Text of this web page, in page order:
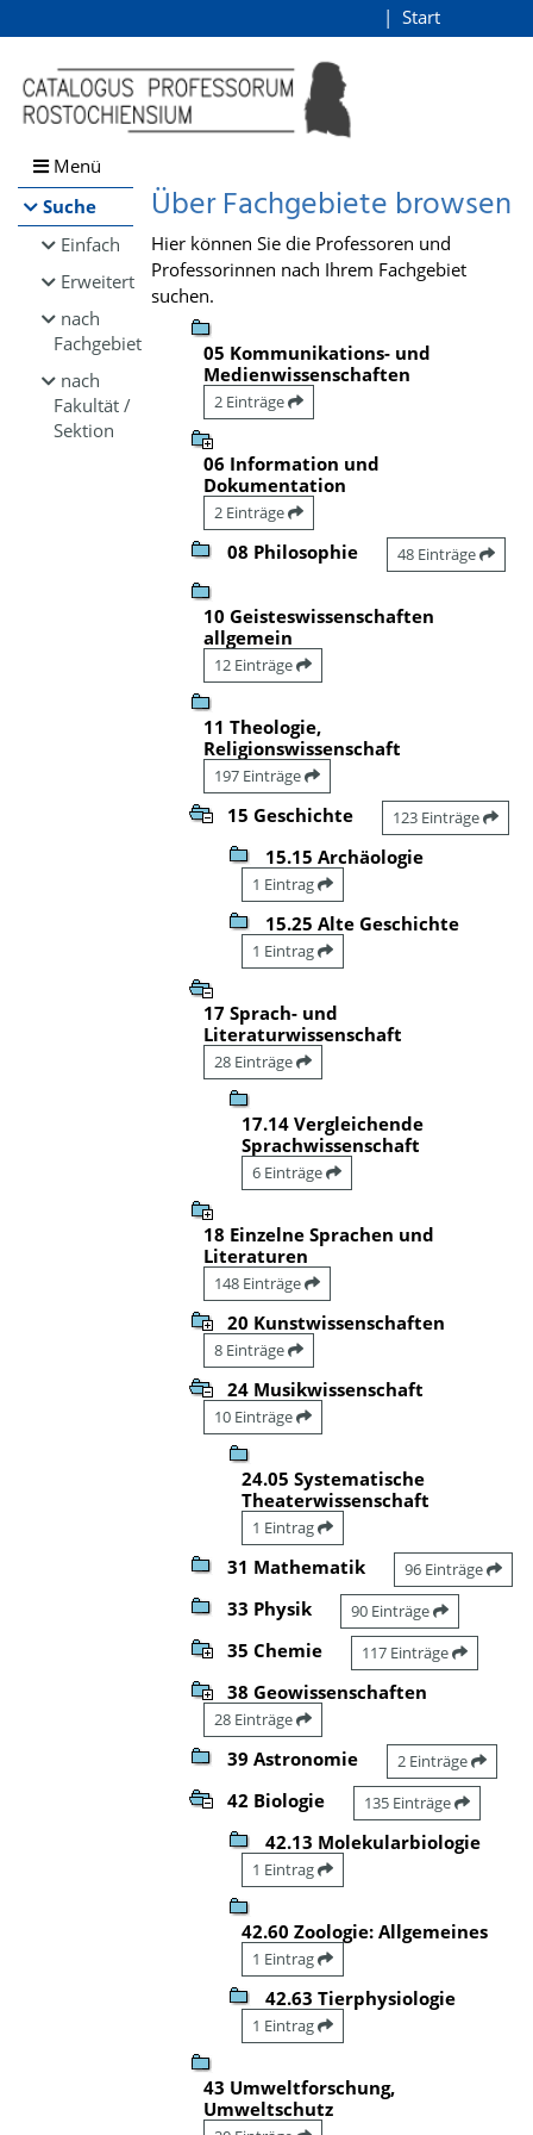
Browsen
direkt zum Inhalt
Start
Menü
Suche
Einfach
Erweitert
nach
Fachgebiet
nach
Fakultät /
Sektion
Über Fachgebiete browsen
Hier können Sie die Professoren und
Professorinnen nach Ihrem Fachgebiet
suchen.
05 Kommunikations- und
Medienwissenschaften
2 Einträge
06 Information und
Dokumentation
2 Einträge
08 Philosophie 48 Einträge
10 Geisteswissenschaften
allgemein
12 Einträge
11 Theologie,
Religionswissenschaft
197 Einträge
15 Geschichte 123 Einträge
15.15 Archäologie
1 Eintrag
15.25 Alte Geschichte
1 Eintrag
17 Sprach- und
Literaturwissenschaft
28 Einträge
17.14 Vergleichende
Sprachwissenschaft
6 Einträge
18 Einzelne Sprachen und
Literaturen
148 Einträge
20 Kunstwissenschaften
8 Einträge
24 Musikwissenschaft
10 Einträge
24.05 Systematische
Theaterwissenschaft
1 Eintrag
31 Mathematik 96 Einträge
33 Physik 90 Einträge
35 Chemie 117 Einträge
38 Geowissenschaften
28 Einträge
39 Astronomie 2 Einträge
42 Biologie 135 Einträge
42.13 Molekularbiologie
1 Eintrag
42.60 Zoologie: Allgemeines
1 Eintrag
42.63 Tierphysiologie
1 Eintrag
43 Umweltforschung,
Umweltschutz